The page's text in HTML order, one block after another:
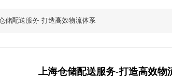
储配送服务-打造高效物流体系
上海仓储配送服务-打造高效物